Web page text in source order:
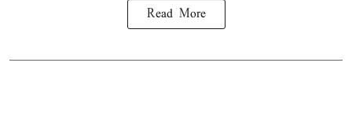
Read More